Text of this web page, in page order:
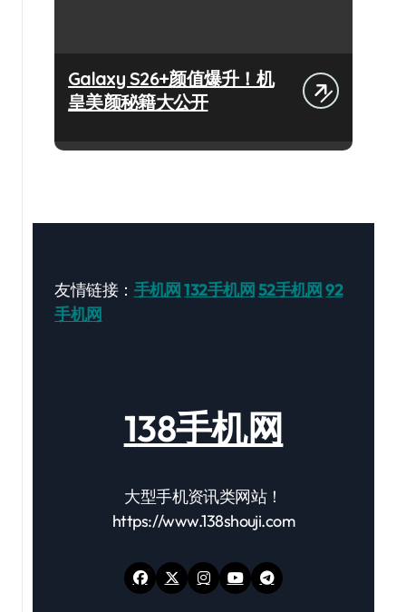
Galaxy S26+颜值爆升！机
皇美颜秘籍大公开
友情链接： 手机网132手机网52手机网92
手机网
138手机网
大型手机资讯类网站！
https://www.138shouji.com